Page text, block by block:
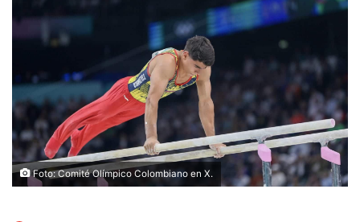
Foto: Comité Olímpico Colombiano en X.